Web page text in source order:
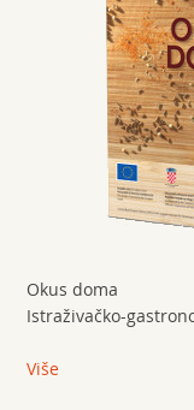
Okus doma
Istraživačko-
Više